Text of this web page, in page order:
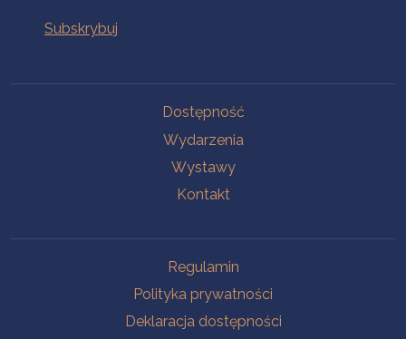
Dostępność
Wydarzenia
Wystawy
Kontakt
Regulamin
Polityka prywatności
Deklaracja dostępności